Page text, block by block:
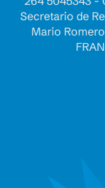
Secretario de
Mario